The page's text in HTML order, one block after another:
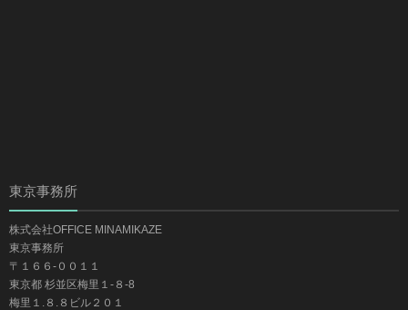
東京事務所
株式会社OFFICE MINAMIKAZE
東京事務所
〒１６６-００１１
東京都 杉並区梅里１-８-8
梅里１.８.８ビル２０１